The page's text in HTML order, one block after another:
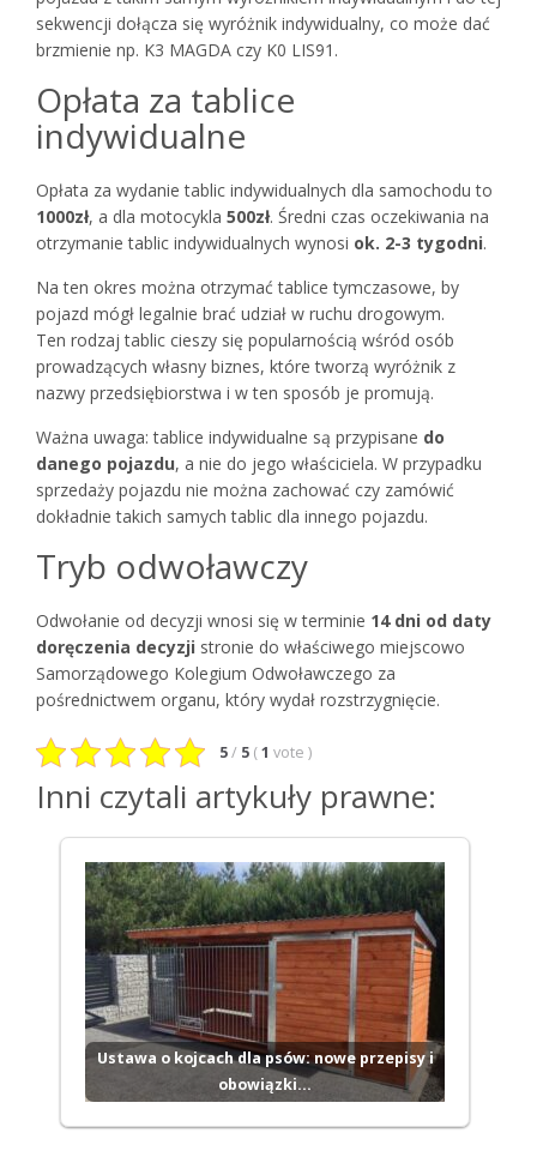
sekwencji dołącza się wyróżnik indywidualny, co może dać
brzmienie np. K3 MAGDA czy K0 LIS91.
Opłata za tablice
indywidualne
Opłata za wydanie tablic indywidualnych dla samochodu to
1000zł, a dla motocykla 500zł. Średni czas oczekiwania na
otrzymanie tablic indywidualnych wynosi ok. 2-3 tygodni.
Na ten okres można otrzymać tablice tymczasowe, by
pojazd mógł legalnie brać udział w ruchu drogowym.
Ten rodzaj tablic cieszy się popularnością wśród osób
prowadzących własny biznes, które tworzą wyróżnik z
nazwy przedsiębiorstwa i w ten sposób je promują.
Ważna uwaga: tablice indywidualne są przypisane do
danego pojazdu, a nie do jego właściciela. W przypadku
sprzedaży pojazdu nie można zachować czy zamówić
dokładnie takich samych tablic dla innego pojazdu.
Tryb odwoławczy
Odwołanie od decyzji wnosi się w terminie 14 dni od daty
doręczenia decyzji stronie do właściwego miejscowo
Samorządowego Kolegium Odwoławczego za
pośrednictwem organu, który wydał rozstrzygnięcie.
5 / 5 ( 1 vote )
Inni czytali artykuły prawne:
Ustawa o kojcach dla psów: nowe przepisy i
obowiązki…